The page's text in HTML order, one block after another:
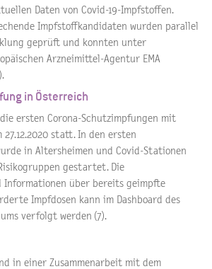
Daten von Covid-19-Impfstoffen.
Impfstoffkandidaten wurden parallel
geprüft und konnten unter
Arzneimittel-Agentur EMA
in Österreich
ersten Corona-Schutzimpfungen mit
27.12.2020 statt. In den ersten
in Altersheimen und Covid-Stationen
gestartet. Die
Informationen über bereits geimpfte
Impfdosen kann im Dashboard des
verfolgt werden (7).
in einer Zusammenarbeit mit dem